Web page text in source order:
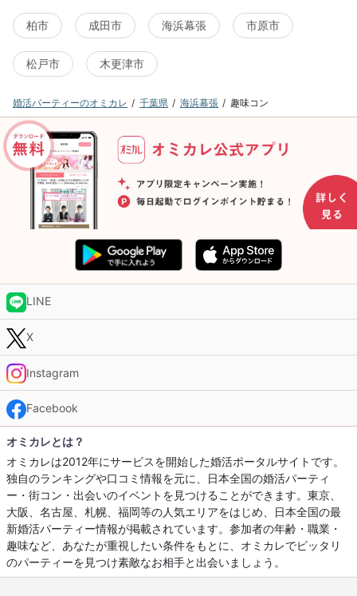
柏市 成田市 海浜幕張 市原市
松戸市 木更津市
婚活パーティーのオミカレ 千葉県 海浜幕張 趣味コン
LINE
X
Instagram
Facebook
オミカレとは？
オミカレは2012年にサービスを開始した婚活ポータルサイトです。
独自のランキングや口コミ情報を元に、日本全国の婚活パーティ
ー・街コン・出会いのイベントを見つけることができます。東京、
大阪、名古屋、札幌、福岡等の人気エリアをはじめ、日本全国の最
新婚活パーティー情報が掲載されています。参加者の年齢・職業・
趣味など、あなたが重視したい条件をもとに、オミカレでピッタリ
のパーティーを見つけ素敵なお相手と出会いましょう。